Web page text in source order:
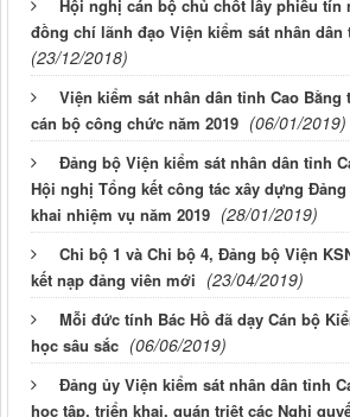
Hội nghị cán bộ chủ chốt lấy phiếu tín
đồng chí lãnh đạo Viện kiểm sát nhân dân
(23/12/2018)
Viện kiểm sát nhân dân tỉnh Cao
cán bộ công chức năm 2019 (06/01/2019)
Đảng bộ Viện kiểm sát nhân dân tỉnh
Hội nghị Tổng kết công tác xây dựng Đảng
khai nhiệm vụ năm 2019 (28/01/2019)
Chi bộ 1 và Chi bộ 4, Đảng bộ Viện
kết nạp đảng viên mới (23/04/2019)
Mỗi đức tính Bác Hồ đã dạy Cán bộ
học sâu sắc (06/06/2019)
Đảng ủy Viện kiểm sát nhân dân tỉnh
học tập, triển khai, quán triệt các Nghị